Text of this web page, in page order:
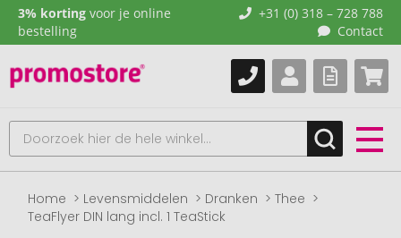
3% korting voor je online
bestelling
+31 (0) 318 – 728 788
Contact
Home Levensmiddelen Dranken
Thee
TeaFlyer DIN lang incl. 1 TeaStick